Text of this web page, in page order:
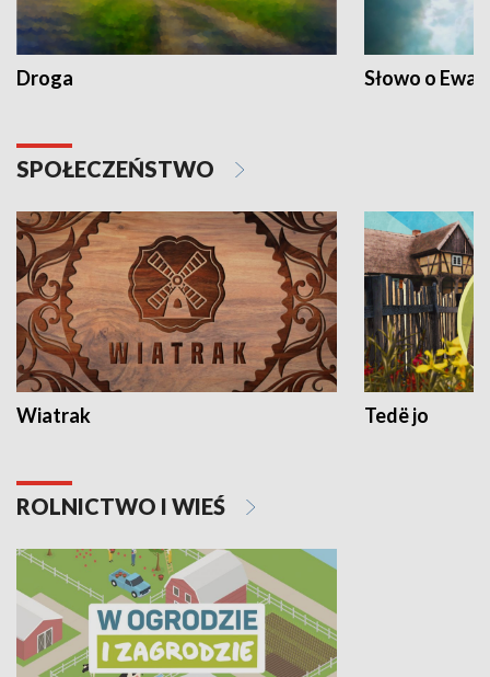
Droga Słowo o
SPOŁECZEŃSTWO
Wiatrak Tedë jo
ROLNICTWO I WIEŚ